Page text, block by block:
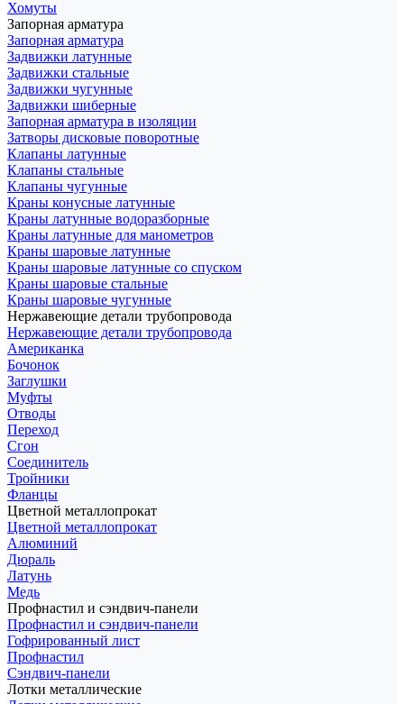
Хомуты
Запорная арматура
Запорная арматура
Задвижки латунные
Задвижки стальные
Задвижки чугунные
Задвижки шиберные
Запорная арматура в изоляции
Затворы дисковые поворотные
Клапаны латунные
Клапаны стальные
Клапаны чугунные
Краны конусные латунные
Краны латунные водоразборные
Краны латунные для манометров
Краны шаровые латунные
Краны шаровые латунные со спуском
Краны шаровые стальные
Краны шаровые чугунные
Нержавеющие детали трубопровода
Нержавеющие детали трубопровода
Американка
Бочонок
Заглушки
Муфты
Отводы
Переход
Сгон
Соединитель
Тройники
Фланцы
Цветной металлопрокат
Цветной металлопрокат
Алюминий
Дюраль
Латунь
Медь
Профнастил и сэндвич-панели
Профнастил и сэндвич-панели
Гофрированный лист
Профнастил
Сэндвич-панели
Лотки металлические